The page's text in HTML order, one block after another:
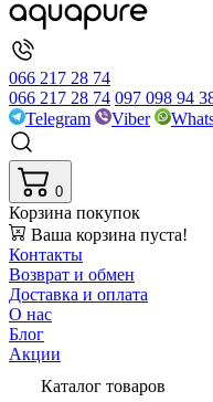
066 217 28 74
066 217 28 74 097 098 94
Telegram
Viber
0
Корзина покупок
Ваша корзина пуста!
Контакты
Возврат и обмен
Доставка и оплата
О нас
Блог
Акции
Каталог товаров